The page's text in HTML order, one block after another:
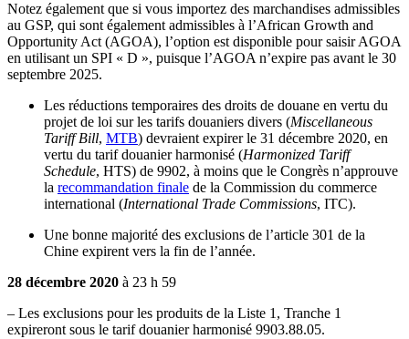
Notez également que si vous importez des marchandises admissibles
au GSP, qui sont également admissibles à l’African Growth and
Opportunity Act (AGOA), l’option est disponible pour saisir AGOA
en utilisant un SPI « D », puisque l’AGOA n’expire pas avant le 30
septembre 2025.
Les réductions temporaires des droits de douane en vertu du
projet de loi sur les tarifs douaniers divers (Miscellaneous
Tariff Bill, MTB) devraient expirer le 31 décembre 2020, en
vertu du tarif douanier harmonisé (Harmonized Tariff
Schedule, HTS) de 9902, à moins que le Congrès n’approuve
la recommandation finale de la Commission du commerce
international (International Trade Commissions, ITC).
Une bonne majorité des exclusions de l’article 301 de la
Chine expirent vers la fin de l’année.
28 décembre 2020 à 23 h 59
– Les exclusions pour les produits de la Liste 1, Tranche 1
expireront sous le tarif douanier harmonisé 9903.88.05.